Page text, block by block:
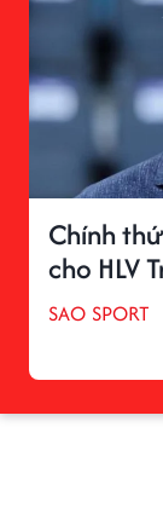
Chính
cho HLV
SAO SPORT